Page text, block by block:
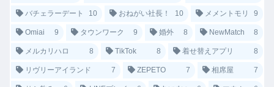
バチェラーデート 10 おねがい社長！ 10 メメントモリ 9
Omiai 9 タウンワーク 9 婚外 8 NewMatch 8
メルカリハロ 8 TikTok 8 着せ替えアプリ 8
リヴリーアイランド 7 ZEPETO 7 相席屋 7